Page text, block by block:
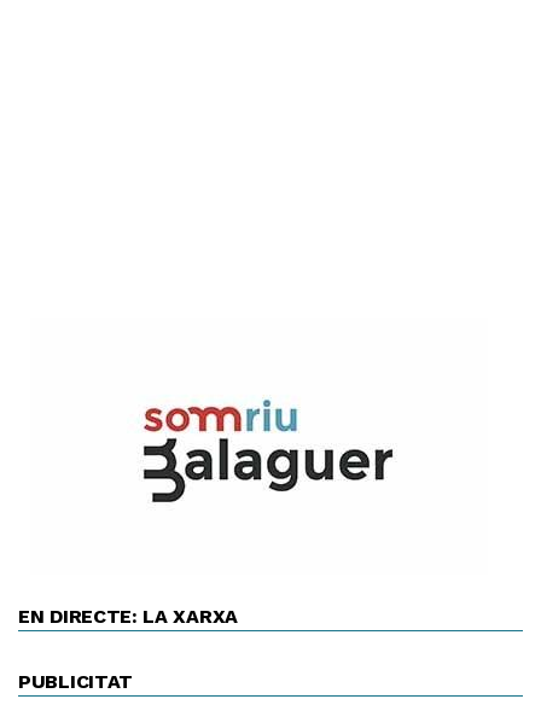
EN DIRECTE: LA XARXA
PUBLICITAT